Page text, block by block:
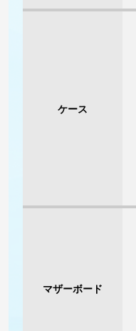
ケース
マザーボード